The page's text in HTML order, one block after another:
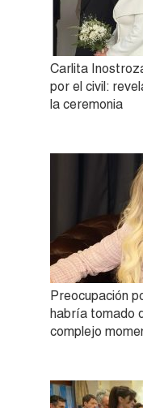
Carlita
por el civil:
la ceremonia
Preocupación
habría tomado
complejo